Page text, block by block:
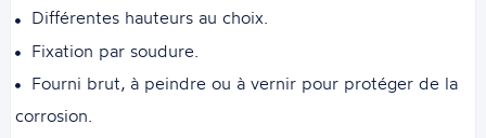
Différentes hauteurs au choix.
Fixation par soudure.
Fourni brut, à peindre ou à vernir pour protéger de la
corrosion.